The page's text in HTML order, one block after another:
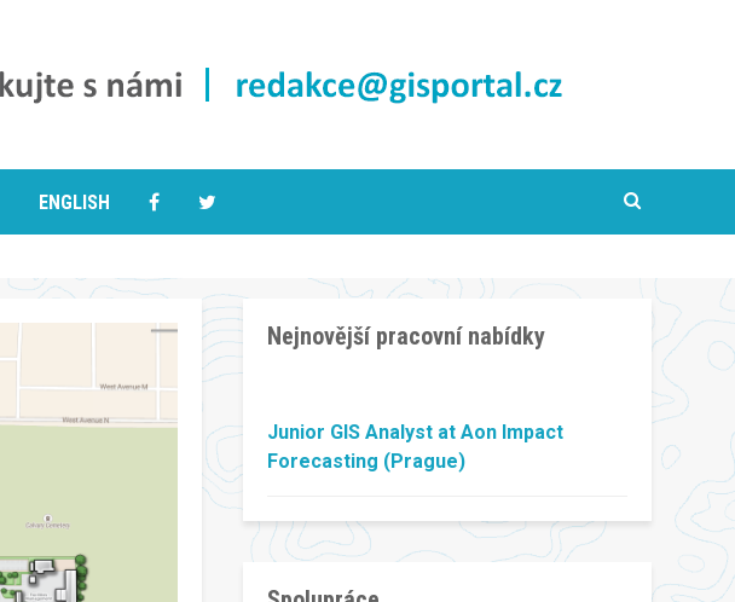
ENGLISH
Nejnovější pracovní nabídky
Junior GIS Analyst at Aon Impact
Forecasting (Prague)